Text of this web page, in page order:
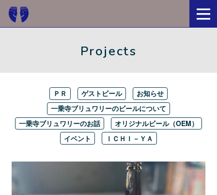
Projects
ＰＲ ゲストビール
お知らせ
一乗寺ブリュワリーのビールについて
一乗寺ブリュワリーのお話
オリジナルビール（OEM）
イベント
ＩＣＨＩ－ＹＡ